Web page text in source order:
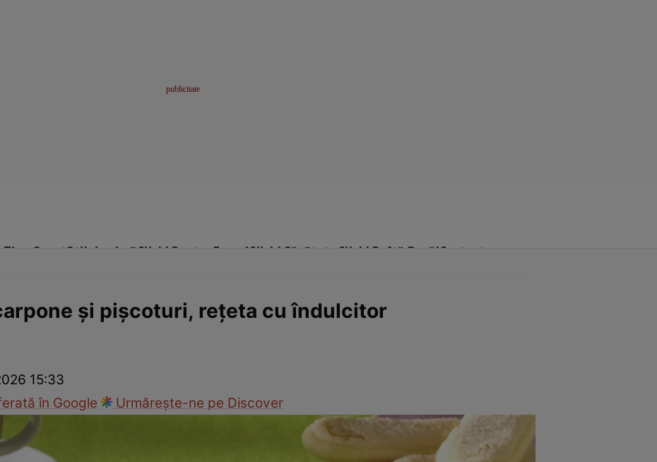
SportStil de viațăClick! Pentru FemeiClick! Sănătate Click! Poftă Bună!Contact
şi pişcoturi, reţeta cu îndulcitor
15:33
în Google
Urmărește-ne pe Discover